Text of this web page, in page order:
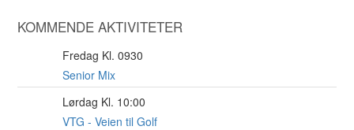
KOMMENDE AKTIVITETER
Fredag Kl. 0930
Senior Mix
Lørdag Kl. 10:00
VTG - Veien til Golf